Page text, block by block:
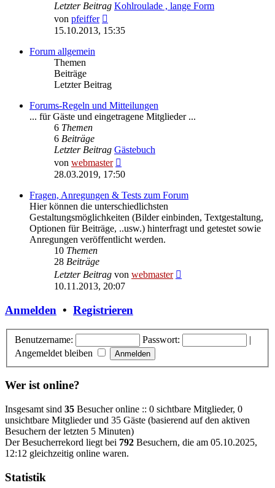
Letzter Beitrag Kohlroulade , lange Form
von pfeiffer
Beitrag
15.10.2013, 15:35
Forum allgemein
Themen
Beiträge
Letzter Beitrag
Forums-Regeln und Mitteilungen
... für Gäste und eingetragene Mitglieder ...
6 Themen
6 Beiträge
Letzter Beitrag Gästebuch
von webmaster
Beitrag
28.03.2019, 17:50
Fragen, Anregungen & Tests zum Forum
Hier können die unterschiedlichsten
Gestaltungsmöglichkeiten (Bilder einbinden, Textgestaltung,
Optionen für Beiträge, ..usw.) hinterfragt und getestet sowie
Anregungen veröffentlicht werden.
10 Themen
28 Beiträge
Letzter Beitrag von webmaster
10.11.2013, 20:07
Anmelden • Registrieren
Benutzername: Passwort:
|
Angemeldet bleiben
Wer ist online?
Insgesamt sind 35 Besucher online :: 0 sichtbare Mitglieder, 0
unsichtbare Mitglieder und 35 Gäste (basierend auf den aktiven
Besuchern der letzten 5 Minuten)
Der Besucherrekord liegt bei 792 Besuchern, die am 05.10.2025,
12:12 gleichzeitig online waren.
Statistik